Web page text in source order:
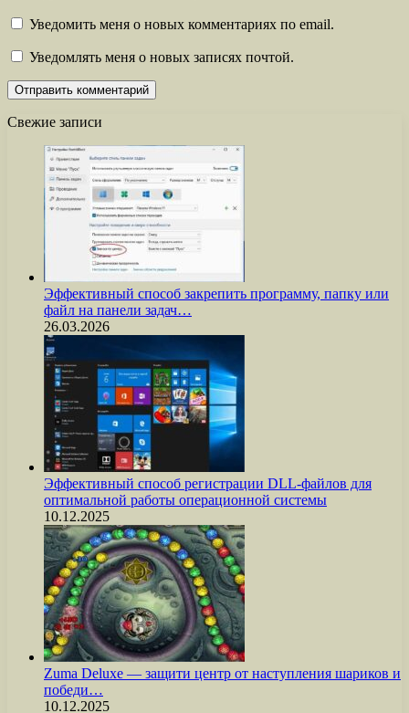
Уведомить меня о новых комментариях по email.
Уведомлять меня о новых записях почтой.
Свежие записи
Эффективный способ закрепить программу, папку или
файл на панели задач…
26.03.2026
Эффективный способ регистрации DLL-файлов для
оптимальной работы операционной системы
10.12.2025
Zuma Deluxe — защити центр от наступления шариков и
победи…
10.12.2025